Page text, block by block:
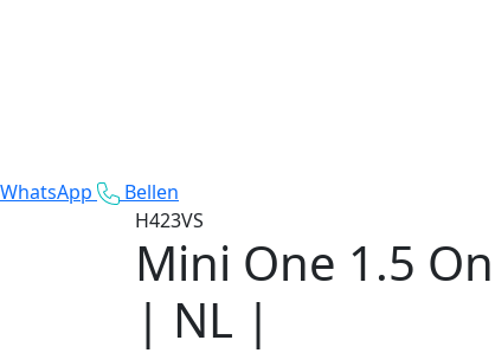
WhatsApp
Bellen
H423VS
Mini One 1.5
| NL |